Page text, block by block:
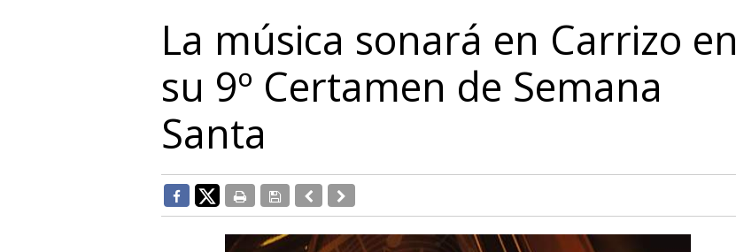
La música sonará en Carrizo en
su 9º Certamen de Semana
Santa